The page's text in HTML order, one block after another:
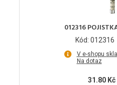
012316
Kód: 012316
V e-shopu
Na dotaz
31.80 Kč